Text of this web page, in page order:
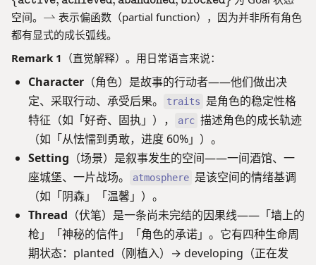
\
t
h
sf
{
T
},
\
m
a
t
sf
\
\
t
h
al
{
E
}
h
b
b
S
}
\
{
\
e
x
tt
t
{
p
la
n
t
e
d
},
\
t
at
hc
al
{
}
=
\
{\
te
xt
tt
{
m
aj
or
},
\t
si
=
t
e
x
tt
{
a
c
v
e
},
\
空间。 \
r
i
g
t
h
a
r
p
o
o
n
p
⇀ 表示偏函数（partial function），因为并非所有角色
都有显式的成长弧线。
Remark 1 （直觉解释）。用日常语言来说：
Character （角色）是故事的行动者——他们做出决
定、采取行动、承受后果。
traits
是角色的稳定性格
特征（如「好奇、固执」），
arc 描述角色的成长轨迹
（如「从怯懦到勇敢，进度 60%」）。
Setting （场景）是叙事发生的空间——一间酒馆、一
座城堡、一片战场。
atmosphere 是该空间的情绪基调
（如「阴森」「温馨」）。
Thread （伏笔）是一条尚未完结的因果线——「墙上的
枪」「神秘的信件」「角色的承诺」。它有四种生命周
期状态：planted（刚植入）→ developing（正在发